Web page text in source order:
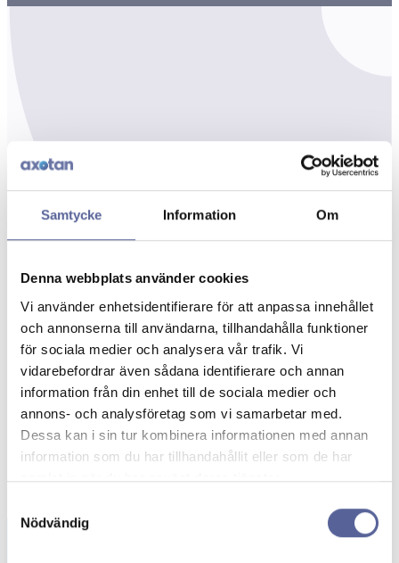
Samtycke Information Om
Denna webbplats använder cookies
Vi använder enhetsidentifierare för att anpassa innehållet
och annonserna till användarna, tillhandahålla funktioner
för sociala medier och analysera vår trafik. Vi
vidarebefordrar även sådana identifierare och annan
information från din enhet till de sociala medier och
annons- och analysföretag som vi samarbetar med.
Dessa kan i sin tur kombinera informationen med annan
information som du har tillhandahållit eller som de har
samlat in när du har använt deras tjänster.
Nödvändig